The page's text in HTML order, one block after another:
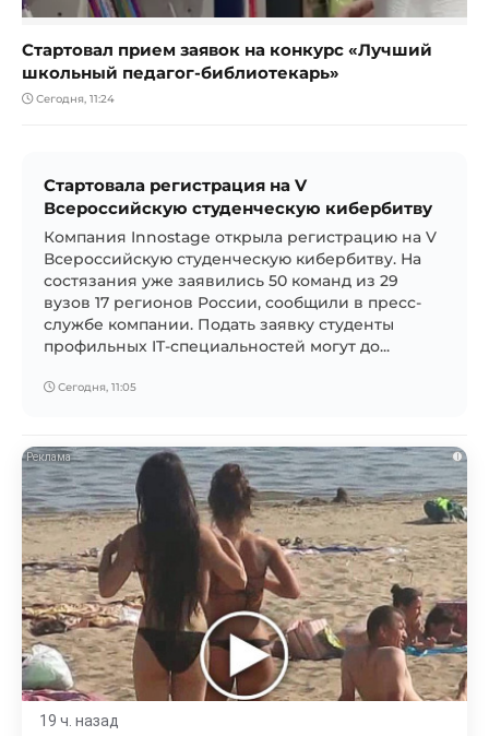
Стартовал прием заявок на конкурс «Лучший
школьный педагог-библиотекарь»
Сегодня, 11:24
Стартовала регистрация на V
Всероссийскую студенческую кибербитву
Компания Innostage открыла регистрацию на V
Всероссийскую студенческую кибербитву. На
состязания уже заявились 50 команд из 29
вузов 17 регионов России, сообщили в пресс-
службе компании. Подать заявку студенты
профильных IT-специальностей могут до...
Сегодня, 11:05
i
19 ч. назад